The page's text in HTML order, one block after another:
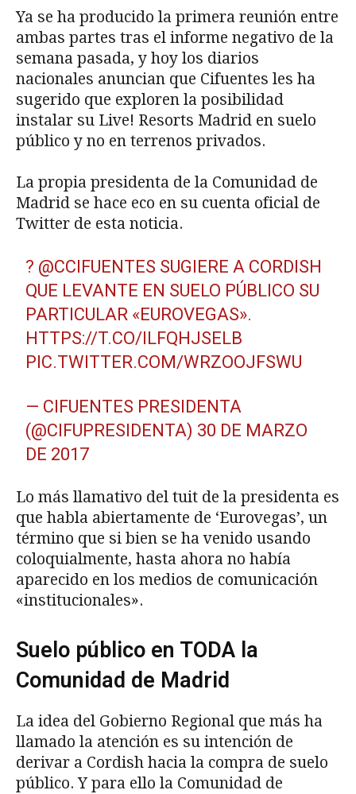
Ya se ha producido la primera reunión entre
ambas partes tras el informe negativo de la
semana pasada, y hoy los diarios
nacionales anuncian que Cifuentes les ha
sugerido que exploren la posibilidad
instalar su Live! Resorts Madrid en suelo
público y no en terrenos privados.
La propia presidenta de la Comunidad de
Madrid se hace eco en su cuenta oficial de
Twitter de esta noticia.
? @CCIFUENTES SUGIERE A CORDISH
QUE LEVANTE EN SUELO PÚBLICO SU
PARTICULAR «EUROVEGAS».
HTTPS://T.CO/ILFQHJSELB
PIC.TWITTER.COM/WRZOOJFSWU
— CIFUENTES PRESIDENTA
(@CIFUPRESIDENTA) 30 DE MARZO
DE 2017
Lo más llamativo del tuit de la presidenta es
que habla abiertamente de ‘Eurovegas’, un
término que si bien se ha venido usando
coloquialmente, hasta ahora no había
aparecido en los medios de comunicación
«institucionales».
Suelo público en TODA la
Comunidad de Madrid
La idea del Gobierno Regional que más ha
llamado la atención es su intención de
derivar a Cordish hacia la compra de suelo
público. Y para ello la Comunidad de